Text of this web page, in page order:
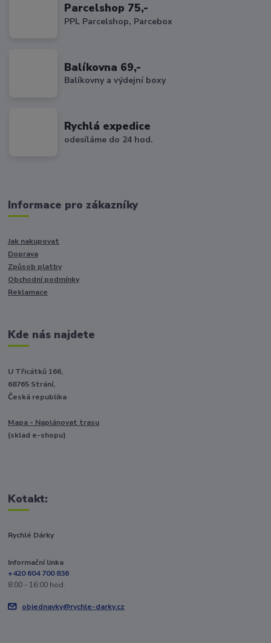
Parcelshop 75,-
PPL Parcelshop, Parcebox
Balíkovna 69,-
Balíkovny a výdejní boxy
Rychlá expedice
odesíláme do 24 hod.
Informace pro zákazníky
Jak nakupovat
Doprava
Způsob platby
Obchodní podmínky
Reklamace
Kde nás najdete
U Třicátků 166,
68765 Strání,
Česká republika
Mapa - Naplánovat trasu
(sklad e-shopu)
Kotakt:
Rychlé Dárky
Informační linka
+420 604 700 836
8:00 - 16:00 hod.
objednavky@rychle-darky.cz